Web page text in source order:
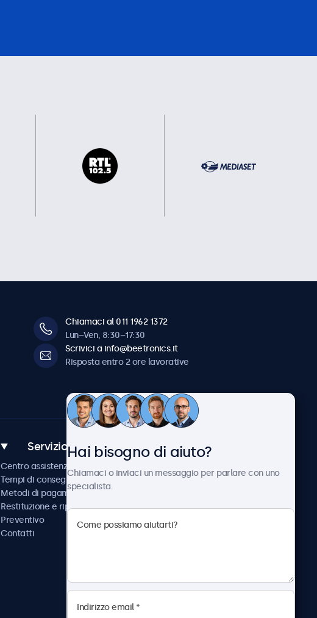
Chiamaci al 011 1962 1372
Lun–Ven, 8:30–17:30
Scrivici a info@beetronics.it
Risposta entro 2 ore lavorative
Servizio Clienti
Centro assistenza
Tempi di consegna
Metodi di pagamento
Restituzione e riparazione
Preventivo
Contatti
Chi siamo
Notizie e aggiornamenti
Beetronics
Lavora con noi
Hai bisogno di aiuto?
Chiamaci o inviaci un messaggio per parlare con uno
specialista.